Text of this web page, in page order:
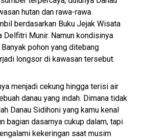
hutan dan rawa-rawa.
berdasarkan Buku Jejak Wisata
Delfitri Munir. Namun kondisinya
pohon yang ditebang
longsor di kawasan tersebut.
menjadi cekung hingga terisi air
danau yang indah. Dimana tidak
Danau Sidihoni yang kamu kenal
bagian dasarnya cukup dalam, tapi
kekeringan saat musim